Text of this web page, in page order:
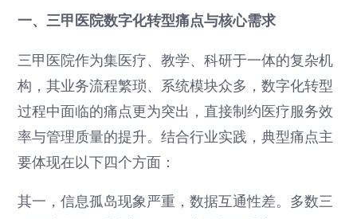
一、三甲医院数字化转型痛点与核心需求
三甲医院作为集医疗、教学、科研于一体的复杂机
构，其业务流程繁琐、系统模块众多，数字化转型
过程中面临的痛点更为突出，直接制约医疗服务效
率与管理质量的提升。结合行业实践，典型痛点主
要体现在以下四个方面：
其一，信息孤岛现象严重，数据互通性差。多数三